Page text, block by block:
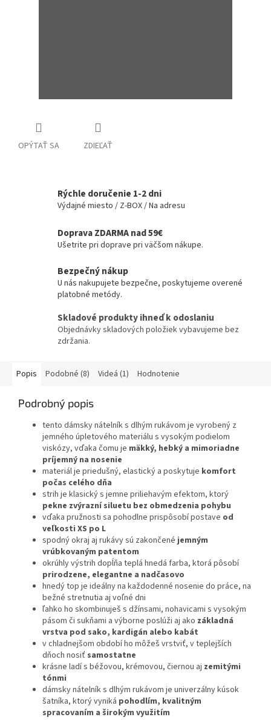
OPÝTAŤ SA ZDIEĽAŤ
Rýchle doručenie 1-2 dni
Výdajné miesto / Z-BOX / Na adresu
Doprava ZDARMA nad 59€
Ušetrite pri doprave pri väčšom nákupe.
Bezpečný nákup
U nás nakupujete bezpečne, poskytujeme overené
platobné metódy.
Skladové produkty ihneď k odoslaniu
Objednávky skladových položiek vybavujeme bez
zdržania.
Popis Podobné (8) Videá (1) Hodnotenie
Podrobný popis
tento dámsky nátelník s dlhým rukávom je vyrobený z
jemného úpletového materiálu s vysokým podielom
viskózy, vďaka čomu je mäkký, hebký a mimoriadne
príjemný na nosenie
materiál je priedušný, elastický a poskytuje komfort
počas celého dňa
strih je klasický s jemne priliehavým efektom, ktorý
pekne zvýrazní siluetu bez obmedzenia pohybu
vďaka pružnosti sa pohodlne prispôsobí postave od
veľkosti XS po L
spodný okraj aj rukávy sú zakončenéjemným
vrúbkovaným patentom
okrúhly výstrih dopĺňa teplá hnedá farba, ktorá pôsobí
prirodzene, elegantne a nadčasovo
hnedý top je ideálny na každodenné nosenie do práce, na
bežné stretnutia aj voľné dni
ľahko ho skombinuješ s džínsami, nohavicami s vysokým
pásom či sukňami a výborne poslúži aj ako základná
vrstva pod sako, kardigán alebo kabát
v chladnejšom období ho môžeš vrstviť, v teplejších
dňoch nosiť samostatne
krásne ladí s béžovou, krémovou, čiernou aj zemitými
tónmi
dámsky nátelník s dlhým rukávom je univerzálny kúsok
šatníka, ktorý vyniká pohodlím, kvalitným
spracovaním a širokým využitím